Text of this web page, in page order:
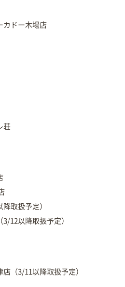
ドー木場店
荘
取扱予定）
12以降取扱予定）
（3/11以降取扱予定）